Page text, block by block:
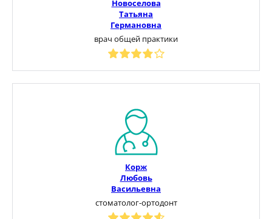
Новоселова
Татьяна
Германовна
врач общей практики
Корж
Любовь
Васильевна
стоматолог-ортодонт